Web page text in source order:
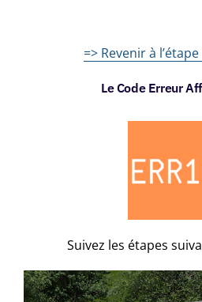
=> Revenir à
Le Code Erreur
Suivez les étapes